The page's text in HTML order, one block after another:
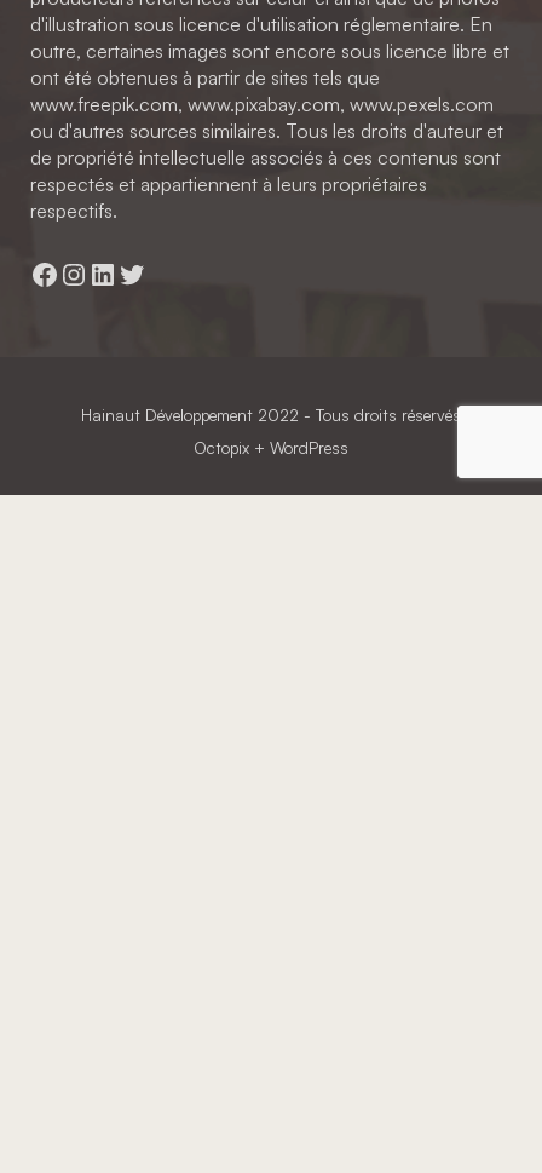
d'illustration sous licence d'utilisation réglementaire. En
outre, certaines images sont encore sous licence libre et
ont été obtenues à partir de sites tels que
www.freepik.com, www.pixabay.com, www.pexels.com
ou d'autres sources similaires. Tous les droits d'auteur et
de propriété intellectuelle associés à ces contenus sont
respectés et appartiennent à leurs propriétaires
respectifs.
Facebook
Instagram
LinkedIn
Twitter
Hainaut Développement 2022 - Tous droits réservés
Octopix + WordPress